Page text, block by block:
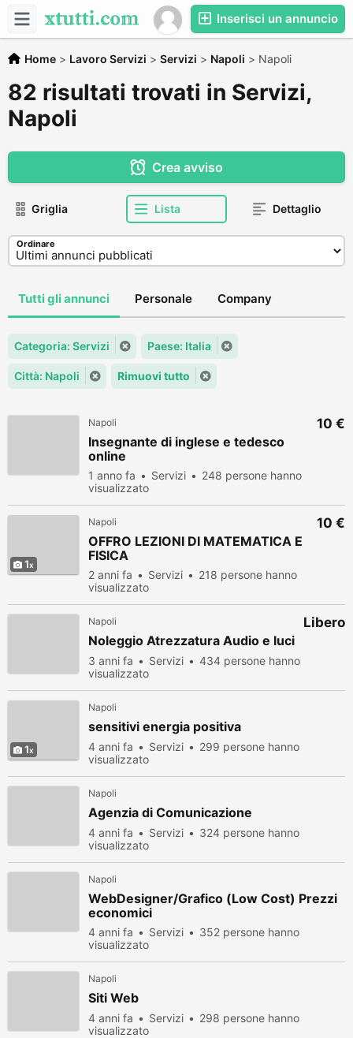
Inserisci un annuncio
Home > Lavoro Servizi > Servizi > Napoli > Napoli
82 risultati trovati in Servizi,
Napoli
Crea avviso
Griglia Lista Dettaglio
Ordinare
Tutti gli annunci Personale Company
Categoria: Servizi Paese: Italia
Città: Napoli Rimuovi tutto
Napoli
Insegnante di inglese e tedesco
online
1 anno fa Servizi
248 persone hanno
visualizzato
10 €
1
Napoli
OFFRO LEZIONI DI MATEMATICA E
FISICA
2 anni fa Servizi
218 persone hanno
visualizzato
10 €
Napoli
Noleggio Atrezzatura Audio e luci
3 anni fa Servizi
434 persone hanno
visualizzato
Libero
1
Napoli
sensitivi energia positiva
4 anni fa Servizi
299 persone hanno
visualizzato
Napoli
Agenzia di Comunicazione
4 anni fa Servizi
324 persone hanno
visualizzato
Napoli
WebDesigner/Grafico (Low Cost) Prezzi
economici
4 anni fa Servizi
352 persone hanno
visualizzato
Napoli
Siti Web
4 anni fa Servizi
298 persone hanno
visualizzato